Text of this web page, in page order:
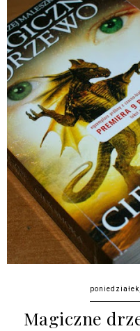
Magiczne